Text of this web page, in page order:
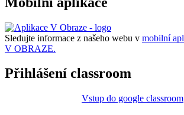
Sledujte informace z našeho webu v mobilní
V OBRAZE.
Přihlášení classroom
Vstup do google classroom